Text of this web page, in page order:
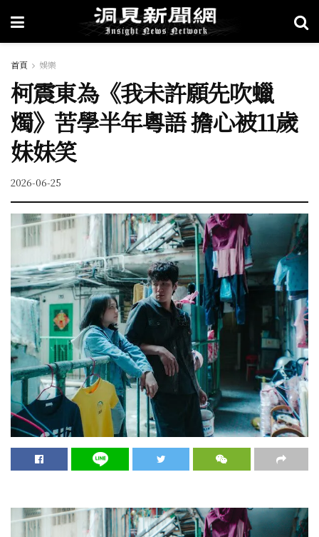
首頁 娛樂
柯震東為《我未許願先吹蠟
燭》苦學半年粵語 擔心被11歲
妹妹笑
2026-06-25